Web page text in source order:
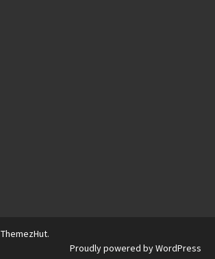
ThemezHut.
Proudly powered by WordPress